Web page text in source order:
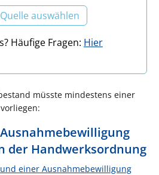
auswählen
Häufige Fragen: Hier
müsste mindestens einer
der Handwerksordnung
einer Ausnahmebewilligung